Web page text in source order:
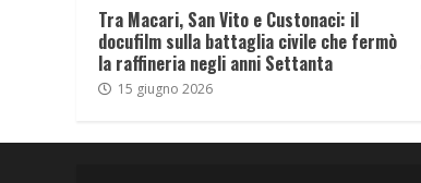
Tra Macari, San Vito e Custonaci: il
docufilm sulla battaglia civile che fermò
la raffineria negli anni Settanta
15 giugno 2026